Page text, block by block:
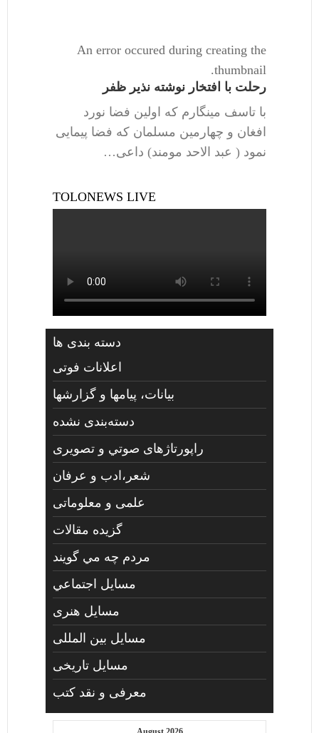
An error occured during creating the
thumbnail.
رحلت با افتخار نوشته نذیر ظفر
با تاسف مینگارم که اولین فضا نورد
افغان و چهارمین مسلمان که فضا پیمایی
نمود ( عبد الاحد مومند) داعی…
TOLONEWS LIVE
دسته بندی ها
اعلانات فوتی
بیانات، پیامها و گزارشها
دسته‌بندی نشده
راپورتاژهای صوتي و تصويری
شعر،ادب و عرفان
علمی و معلوماتی
گزیده مقالات
مردم چه مي گويند
مسايل اجتماعي
مسايل هنری
مسایل بین المللی
مسایل تاریخی
معرفی و نقد کتب